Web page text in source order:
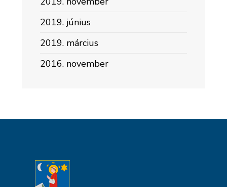
2019. június
2019. március
2016. november